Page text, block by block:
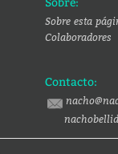
Sobre:
Sobre esta
Colaboradores
Contacto: